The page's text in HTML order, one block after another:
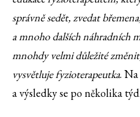
správně sedět, zvedat
a mnoho dalších náhradních
mnohdy velmi důležité
vysvětluje fyzioterapeutka.
a výsledky se po několika